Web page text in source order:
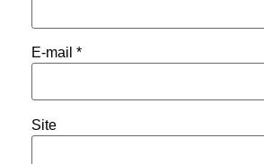
E-mail *
Site